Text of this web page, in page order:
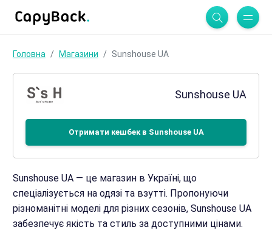
Головна Магазини Sunshouse UA
Sunshouse UA
Отримати кешбек в Sunshouse UA
Sunshouse UA — це магазин в Україні, що
спеціалізується на одязі та взутті. Пропонуючи
різноманітні моделі для різних сезонів, Sunshouse UA
забезпечує якість та стиль за доступними цінами.